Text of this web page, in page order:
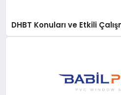
DHBT Konuları ve Etkili